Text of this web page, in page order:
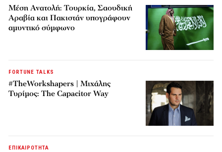
Μέση Ανατολή: Τουρκία, Σαουδική
Αραβία και Πακιστάν υπογράφουν
αμυντικό σύμφωνο
FORTUNE TALKS
#TheWorkshapers | Μιχάλης
Τυρίμος: The Capacitor Way
ΕΠΙΚΑΙΡΟΤΗΤΑ